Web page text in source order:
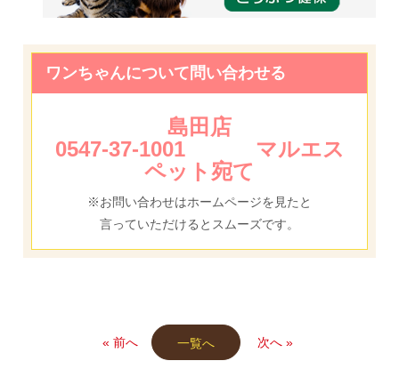
ワンちゃんについて問い合わせる
島田店
0547-37-1001 マルエス
ペット宛て
※お問い合わせはホームページを見たと
言っていただけるとスムーズです。
« 前へ 一覧へ 次へ »